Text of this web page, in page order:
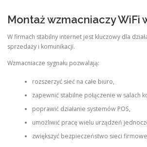
Montaż wzmacniaczy WiFi
W firmach stabilny internet jest kluczowy dla
sprzedaży i komunikacji.
Wzmacniacze sygnału pozwalają:
rozszerzyć sieć na całe biuro,
zapewnić stabilne połączenie w salach
poprawić działanie systemów POS,
umożliwić pracę wielu urządzeń
zwiększyć bezpieczeństwo sieci